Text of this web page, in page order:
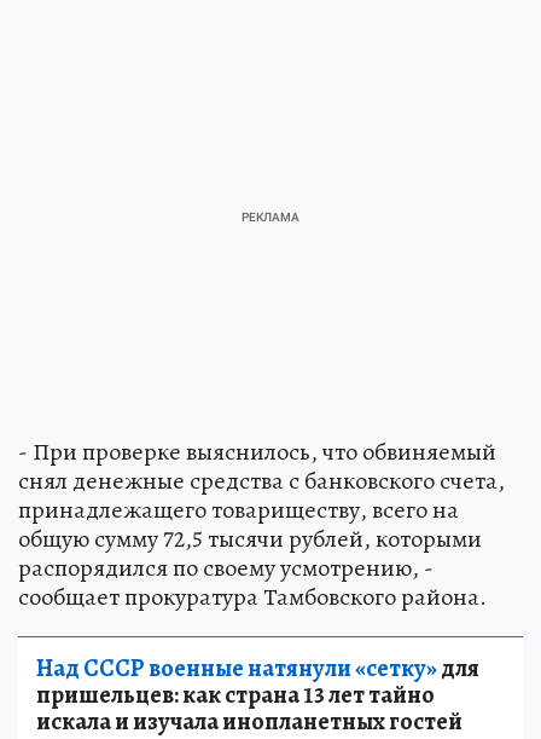
- При проверке выяснилось, что обвиняемый
снял денежные средства с банковского счета,
принадлежащего товариществу, всего на
общую сумму 72,5 тысячи рублей, которыми
распорядился по своему усмотрению, -
сообщает прокуратура Тамбовского района.
Над СССР военные натянули «сетку»для
пришельцев: как страна 13 лет тайно
искала и изучала инопланетных гостей